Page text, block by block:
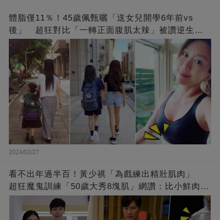
體脂僅11％！45歲佩甄曬「送女兒開學6年前vs
後」 超狂對比「一轉正面腹肌太辣」被讚逆生
長：媽媽變姊姊❤
2024/02/27
看不出年過半百！黃少祺「為戲練出精壯肌肉」
超狂魔鬼訓練「50歲大秀8塊肌」網讚：比小鮮肉猛